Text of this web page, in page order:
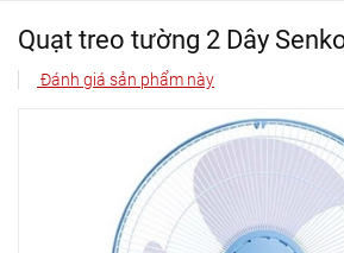
Quạt treo tường 2 Dây
Đánh giá sản phẩm này